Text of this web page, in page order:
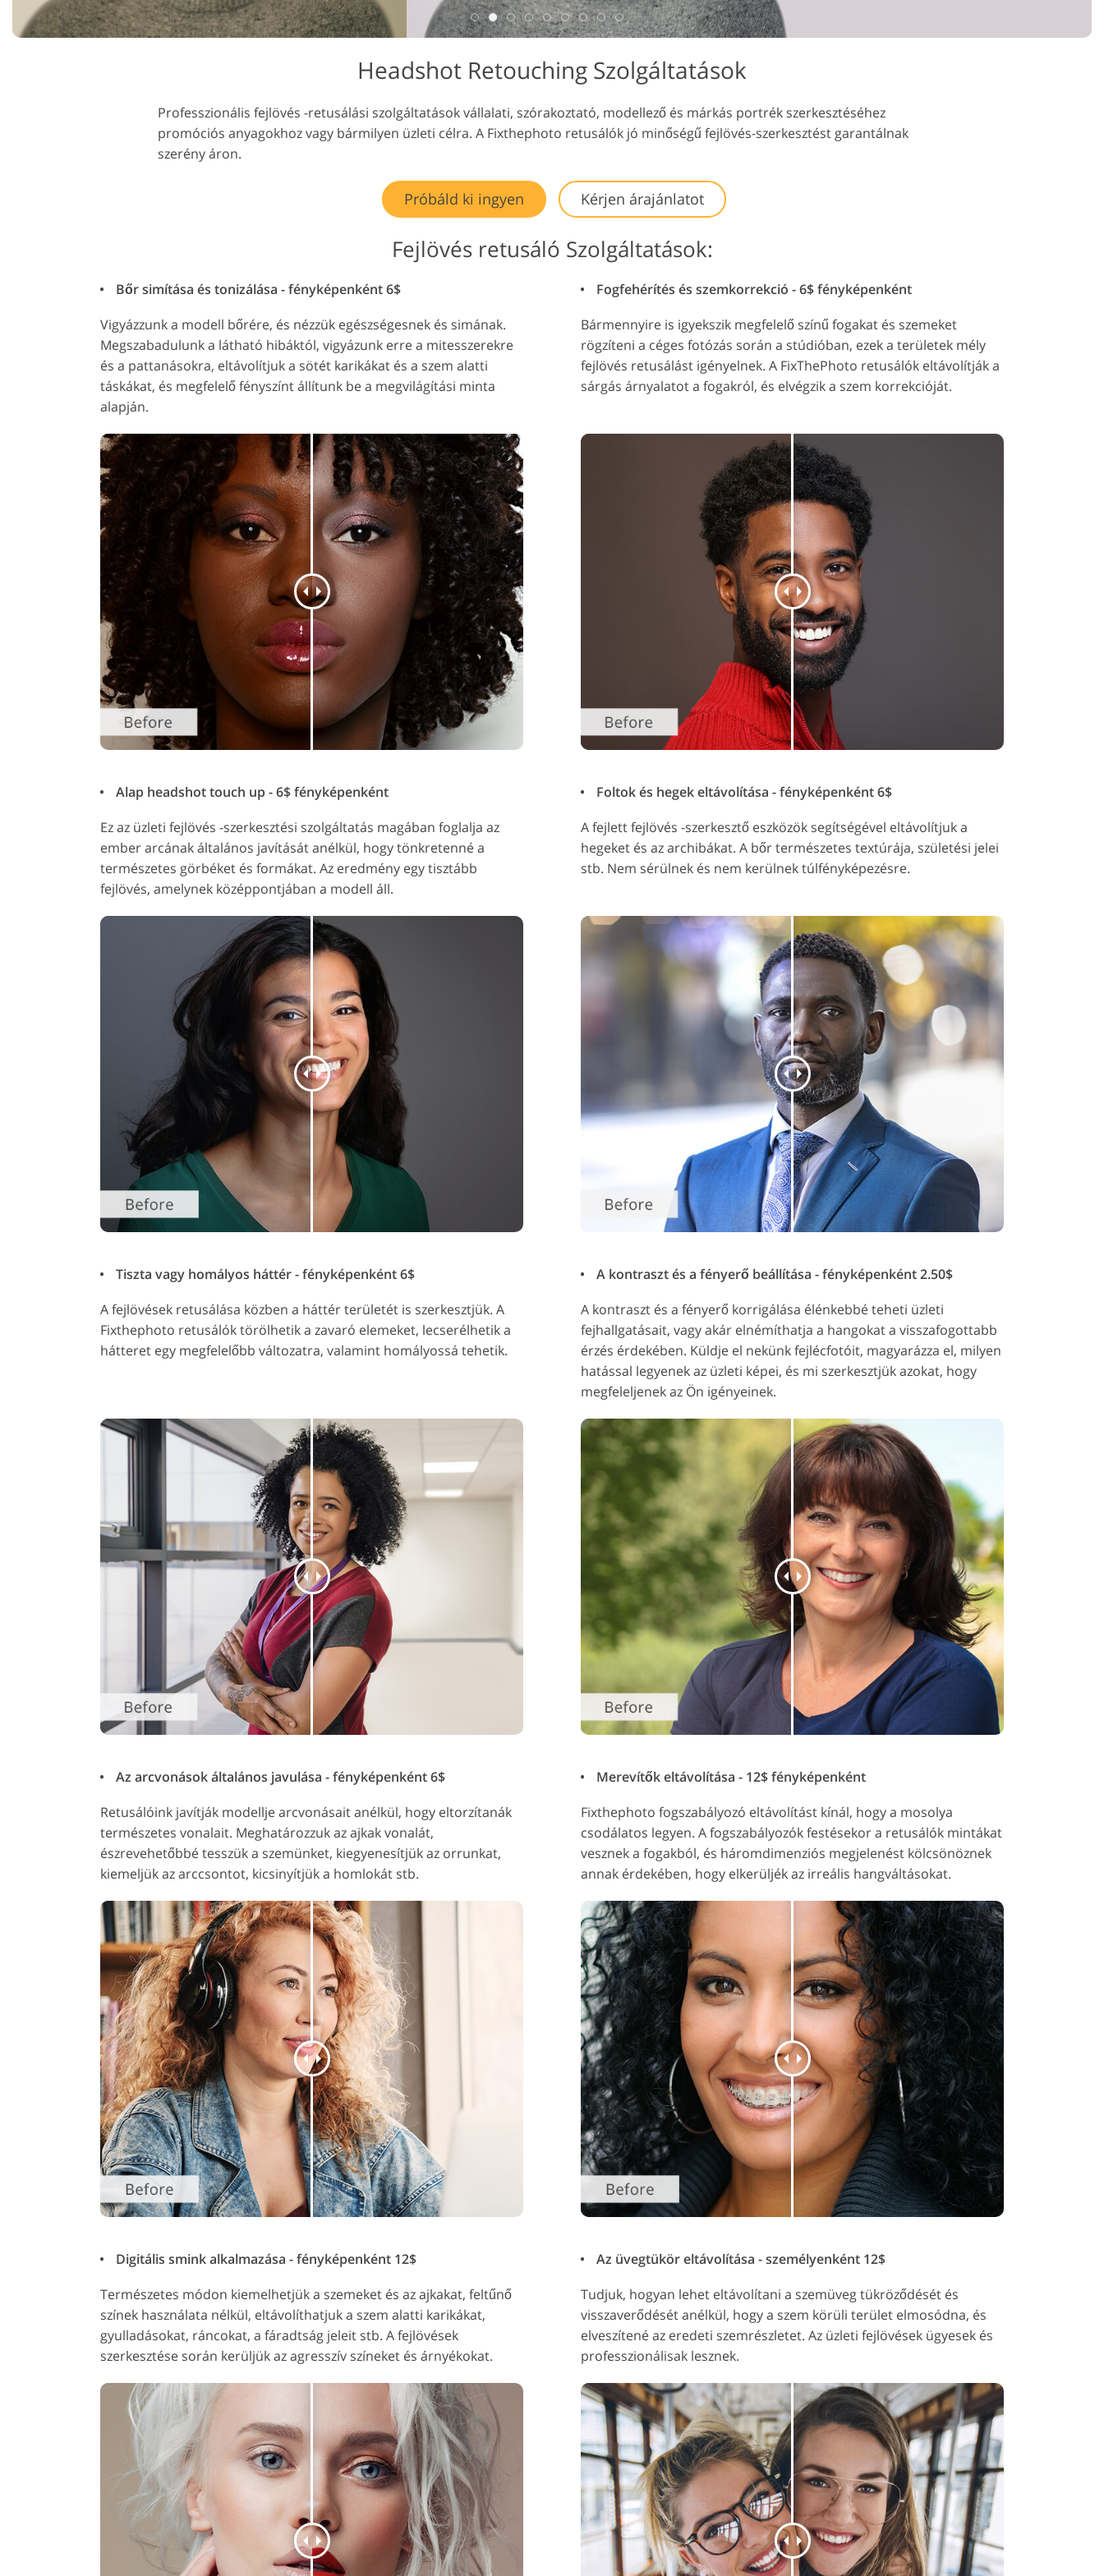
Dịch vụ chỉnh sửa sản
phẩm
Ékszer -retusálási
szolgáltatások
AI Képzési Adatok
Videószerkesztő
szolgáltatások
Headshot Retouching Szolgáltatások
Professzionális fejlövés -retusálási szolgáltatások vállalati, szórakoztató, modellező és márkás portrék szerkesztéséhez
promóciós anyagokhoz vagy bármilyen üzleti célra. A Fixthephoto retusálók jó minőségű fejlövés-szerkesztést garantálnak
szerény áron.
Próbáld ki ingyen Kérjen árajánlatot
Fejlövés retusáló Szolgáltatások:
Bőr simítása és tonizálása - fényképenként 6$
Vigyázzunk a modell bőrére, és nézzük egészségesnek és simának.
Megszabadulunk a látható hibáktól, vigyázunk erre a mitesszerekre
és a pattanásokra, eltávolítjuk a sötét karikákat és a szem alatti
táskákat, és megfelelő fényszínt állítunk be a megvilágítási minta
alapján.
Fogfehérítés és szemkorrekció - 6$ fényképenként
Bármennyire is igyekszik megfelelő színű fogakat és szemeket
rögzíteni a céges fotózás során a stúdióban, ezek a területek mély
fejlövés retusálást igényelnek. A FixThePhoto retusálók eltávolítják a
sárgás árnyalatot a fogakról, és elvégzik a szem korrekcióját.
Alap headshot touch up - 6$ fényképenként
Ez az üzleti fejlövés -szerkesztési szolgáltatás magában foglalja az
ember arcának általános javítását anélkül, hogy tönkretenné a
természetes görbéket és formákat. Az eredmény egy tisztább
fejlövés, amelynek középpontjában a modell áll.
Foltok és hegek eltávolítása - fényképenként 6$
A fejlett fejlövés -szerkesztő eszközök segítségével eltávolítjuk a
hegeket és az archibákat. A bőr természetes textúrája, születési jelei
stb. Nem sérülnek és nem kerülnek túlfényképezésre.
Tiszta vagy homályos háttér - fényképenként 6$
A fejlövések retusálása közben a háttér területét is szerkesztjük. A
Fixthephoto retusálók törölhetik a zavaró elemeket, lecserélhetik a
hátteret egy megfelelőbb változatra, valamint homályossá tehetik.
A kontraszt és a fényerő beállítása - fényképenként 2.50$
A kontraszt és a fényerő korrigálása élénkebbé teheti üzleti
fejhallgatásait, vagy akár elnémíthatja a hangokat a visszafogottabb
érzés érdekében. Küldje el nekünk fejlécfotóit, magyarázza el, milyen
hatással legyenek az üzleti képei, és mi szerkesztjük azokat, hogy
megfeleljenek az Ön igényeinek.
Az arcvonások általános javulása - fényképenként 6$
Retusálóink javítják modellje arcvonásait anélkül, hogy eltorzítanák
természetes vonalait. Meghatározzuk az ajkak vonalát,
észrevehetőbbé tesszük a szemünket, kiegyenesítjük az orrunkat,
kiemeljük az arccsontot, kicsinyítjük a homlokát stb.
Merevítők eltávolítása - 12$ fényképenként
Fixthephoto fogszabályozó eltávolítást kínál, hogy a mosolya
csodálatos legyen. A fogszabályozók festésekor a retusálók mintákat
vesznek a fogakból, és háromdimenziós megjelenést kölcsönöznek
annak érdekében, hogy elkerüljék az irreális hangváltásokat.
Digitális smink alkalmazása - fényképenként 12$
Természetes módon kiemelhetjük a szemeket és az ajkakat, feltűnő
színek használata nélkül, eltávolíthatjuk a szem alatti karikákat,
gyulladásokat, ráncokat, a fáradtság jeleit stb. A fejlövések
szerkesztése során kerüljük az agresszív színeket és árnyékokat.
Az üvegtükör eltávolítása - személyenként 12$
Tudjuk, hogyan lehet eltávolítani a szemüveg tükröződését és
visszaverődését anélkül, hogy a szem körüli terület elmosódna, és
elveszítené az eredeti szemrészletet. Az üzleti fejlövések ügyesek és
professzionálisak lesznek.